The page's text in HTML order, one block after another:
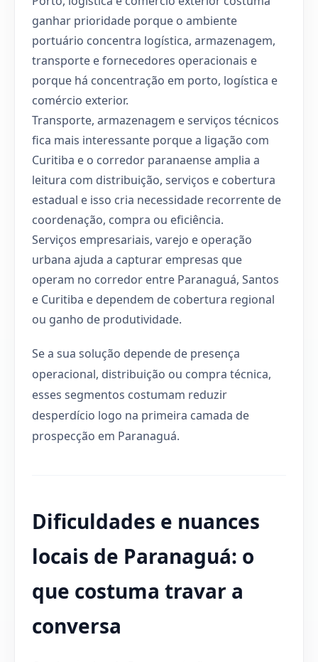
ganhar prioridade porque o ambiente
portuário concentra logística, armazenagem,
transporte e fornecedores operacionais e
porque há concentração em porto, logística e
comércio exterior.
Transporte, armazenagem e serviços técnicos
fica mais interessante porque a ligação com
Curitiba e o corredor paranaense amplia a
leitura com distribuição, serviços e cobertura
estadual e isso cria necessidade recorrente de
coordenação, compra ou eficiência.
Serviços empresariais, varejo e operação
urbana ajuda a capturar empresas que
operam no corredor entre Paranaguá, Santos
e Curitiba e dependem de cobertura regional
ou ganho de produtividade.
Se a sua solução depende de presença
operacional, distribuição ou compra técnica,
esses segmentos costumam reduzir
desperdício logo na primeira camada de
prospecção em Paranaguá.
Dificuldades e nuances
locais de Paranaguá: o
que costuma travar a
conversa